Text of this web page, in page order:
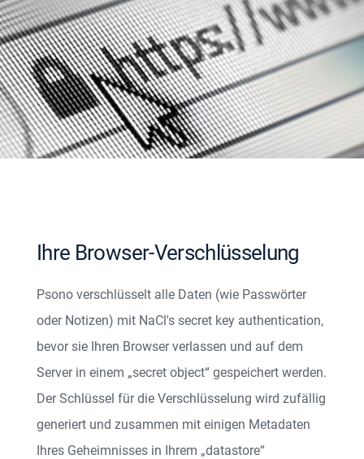
Ihre Browser-Verschlüsselung
Psono verschlüsselt alle Daten (wie Passwörter
oder Notizen) mit NaCl's secret key authentication,
bevor sie Ihren Browser verlassen und auf dem
Server in einem „secret object“ gespeichert werden.
Der Schlüssel für die Verschlüsselung wird zufällig
generiert und zusammen mit einigen Metadaten
Ihres Geheimnisses in Ihrem „datastore“